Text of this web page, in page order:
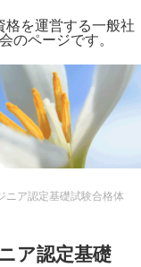
を運営する一般社
のページです。
ニア認定基礎試験合格体
ア認定基礎